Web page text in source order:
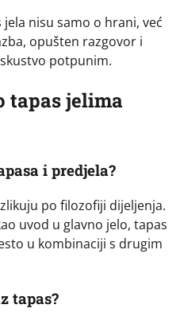
nisu samo o hrani, već
opušten razgovor i
potpunim.
tapas jelima
i predjela?
po filozofiji dijeljenja.
uvod u glavno jelo, tapas
u kombinaciji s drugim
tapas?